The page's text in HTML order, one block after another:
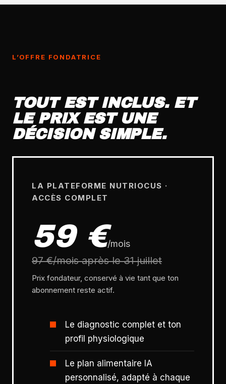
L’OFFRE FONDATRICE
TOUT EST INCLUS. ET
LE PRIX EST UNE
DÉCISION SIMPLE.
LA PLATEFORME NUTRIOCUS ·
ACCÈS COMPLET
59 €/mois
97 €/mois après le 31 juillet
Prix fondateur, conservé à vie tant que ton
abonnement reste actif.
Le diagnostic complet et ton
profil physiologique
Le plan alimentaire IA
personnalisé, adapté à chaque